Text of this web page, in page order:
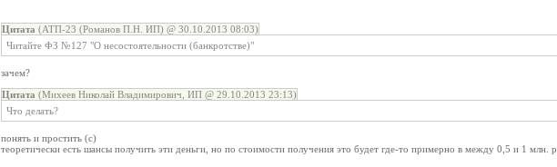
Цитата (АТП-23 (Романов П.Н. ИП) @ 30.10.2013 08:03)
Читайте ФЗ №127 "О несостоятельности (банкротстве)"
зачем?
Цитата (Михеев Николай Владимирович, ИП @ 29.10.2013 23:13)
Что делать?
понять и простить (с)
теоретически есть шансы получить эти деньги, но по стоимости получения это будет где-то примерно в между 0,5 и 1 млн. р.